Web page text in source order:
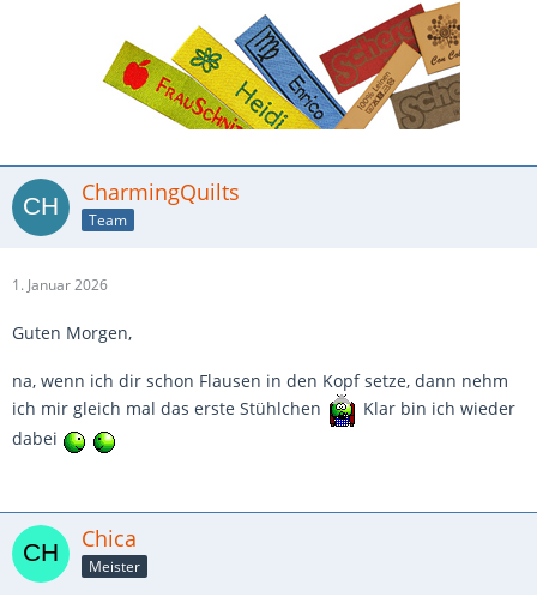
CharmingQuilts
Team
1. Januar 2026
Guten Morgen,
na, wenn ich dir schon Flausen in den Kopf setze, dann nehm
ich mir gleich mal das erste Stühlchen
Klar bin ich wieder
dabei
Chica
Meister